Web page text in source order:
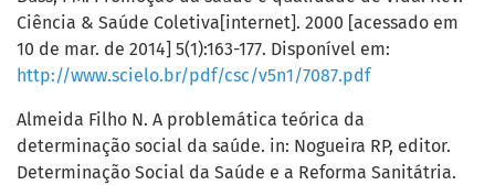
Ciência & Saúde Coletiva[internet]. 2000 [acessado em
10 de mar. de 2014] 5(1):163-177. Disponível em:
http://www.scielo.br/pdf/csc/v5n1/7087.pdf
Almeida Filho N. A problemática teórica da
determinação social da saúde. in: Nogueira RP, editor.
Determinação Social da Saúde e a Reforma Sanitátria.